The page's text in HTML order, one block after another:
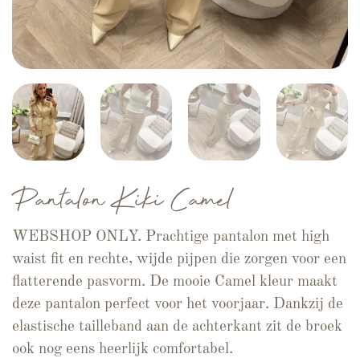
Pantalon Kiki Camel
WEBSHOP ONLY. Prachtige pantalon met high
waist fit en rechte, wijde pijpen die zorgen voor een
flatterende pasvorm. De mooie Camel kleur maakt
deze pantalon perfect voor het voorjaar. Dankzij de
elastische tailleband aan de achterkant zit de broek
ook nog eens heerlijk comfortabel.